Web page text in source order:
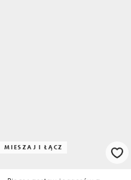
MIESZAJ I ŁĄCZ